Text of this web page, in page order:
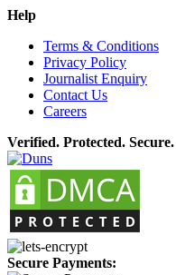
Help
Terms & Conditions
Privacy Policy
Journalist Enquiry
Contact Us
Careers
Verified. Protected. Secure.
Secure Payments: